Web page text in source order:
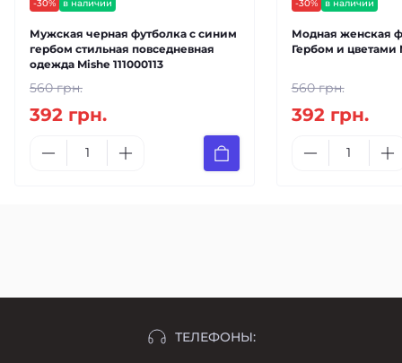
-30% в наличии
Мужская черная футболка с синим
гербом стильная повседневная
одежда Mishe 111000113
560 грн.
392 грн.
-30% в наличии
Модная женская
Гербом и цветами
560 грн.
392 грн.
ТЕЛЕФОНЫ: